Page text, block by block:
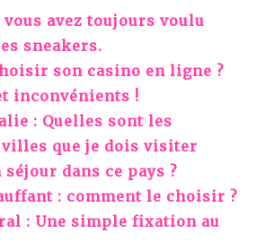
vous avez toujours voulu
sneakers.
son casino en ligne ?
inconvénients !
: Quelles sont les
que je dois visiter
dans ce pays ?
: comment le choisir ?
: Une simple fixation au